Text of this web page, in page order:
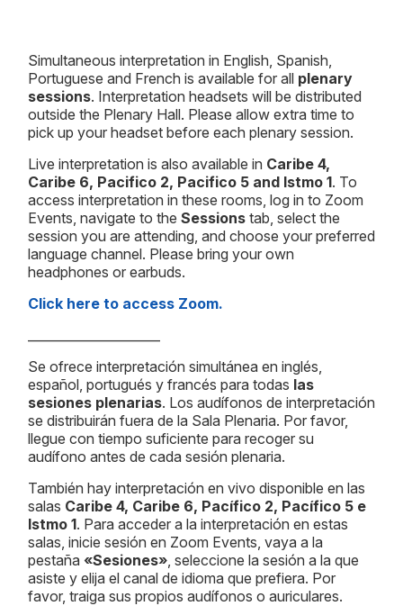
Simultaneous interpretation in English, Spanish,
Portuguese and French is available for all plenary
sessions. Interpretation headsets will be distributed
outside the Plenary Hall. Please allow extra time to
pick up your headset before each plenary session.
Live interpretation is also available in Caribe 4,
Caribe 6, Pacifico 2, Pacifico 5 and Istmo 1. To
access interpretation in these rooms, log in to Zoom
Events, navigate to the Sessions tab, select the
session you are attending, and choose your preferred
language channel. Please bring your own
headphones or earbuds.
Click here to access Zoom.
Se ofrece interpretación simultánea en inglés,
español, portugués y francés para todas las
sesiones plenarias. Los audífonos de interpretación
se distribuirán fuera de la Sala Plenaria. Por favor,
llegue con tiempo suficiente para recoger su
audífono antes de cada sesión plenaria.
También hay interpretación en vivo disponible en las
salas Caribe 4, Caribe 6, Pacífico 2, Pacífico 5 e
Istmo 1. Para acceder a la interpretación en estas
salas, inicie sesión en Zoom Events, vaya a la
pestaña «Sesiones» , seleccione la sesión a la que
asiste y elija el canal de idioma que prefiera. Por
favor, traiga sus propios audífonos o auriculares.